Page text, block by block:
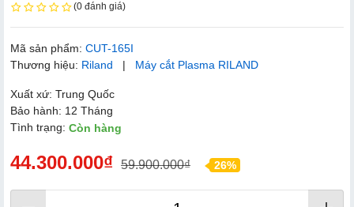
(0 đánh giá)
Mã sản phẩm: CUT-165I
Thương hiệu: Riland | Máy cắt Plasma RILAND
Xuất xứ: Trung Quốc
Bảo hành: 12 Tháng
Tình trạng: Còn hàng
44.300.000₫ 59.900.000₫ 26%